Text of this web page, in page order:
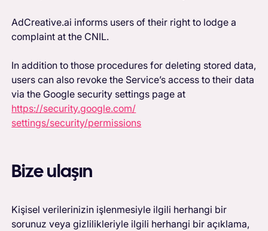
AdCreative.ai informs users of their right to lodge a
complaint at the CNIL.
In addition to those procedures for deleting stored data,
users can also revoke the Service’s access to their data
via the Google security settings page at
https://security.google.com/
settings/security/permissions
Bize ulaşın
Kişisel verilerinizin işlenmesiyle ilgili herhangi bir
sorunuz veya gizlilikleriyle ilgili herhangi bir açıklama,